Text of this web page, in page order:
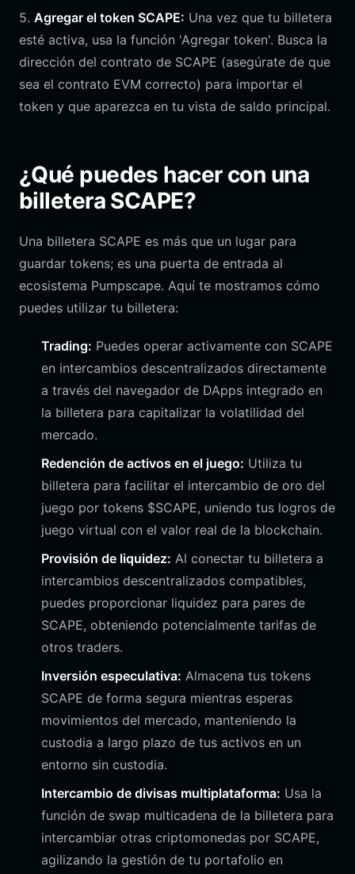
5. Agregar el token SCAPE: Una vez que tu billetera
esté activa, usa la función 'Agregar token'. Busca la
dirección del contrato de SCAPE (asegúrate de que
sea el contrato EVM correcto) para importar el
token y que aparezca en tu vista de saldo principal.
¿Qué puedes hacer con una
billetera SCAPE?
Una billetera SCAPE es más que un lugar para
guardar tokens; es una puerta de entrada al
ecosistema Pumpscape. Aquí te mostramos cómo
puedes utilizar tu billetera:
Trading: Puedes operar activamente con SCAPE
en intercambios descentralizados directamente
a través del navegador de DApps integrado en
la billetera para capitalizar la volatilidad del
mercado.
Redención de activos en el juego: Utiliza tu
billetera para facilitar el intercambio de oro del
juego por tokens $SCAPE, uniendo tus logros de
juego virtual con el valor real de la blockchain.
Provisión de liquidez: Al conectar tu billetera a
intercambios descentralizados compatibles,
puedes proporcionar liquidez para pares de
SCAPE, obteniendo potencialmente tarifas de
otros traders.
Inversión especulativa: Almacena tus tokens
SCAPE de forma segura mientras esperas
movimientos del mercado, manteniendo la
custodia a largo plazo de tus activos en un
entorno sin custodia.
Intercambio de divisas multiplataforma: Usa la
función de swap multicadena de la billetera para
intercambiar otras criptomonedas por SCAPE,
agilizando la gestión de tu portafolio en